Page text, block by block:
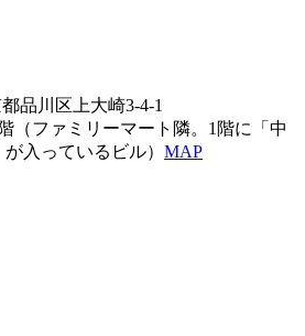
品川区上大崎3-4-1
（ファミリーマート隣。1階に「中
入っているビル） MAP